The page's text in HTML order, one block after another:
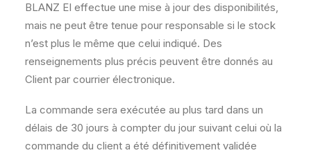
BLANZ EI effectue une mise à jour des disponibilités,
mais ne peut être tenue pour responsable si le stock
n’est plus le même que celui indiqué. Des
renseignements plus précis peuvent être donnés au
Client par courrier électronique.
La commande sera exécutée au plus tard dans un
délais de 30 jours à compter du jour suivant celui où la
commande du client a été définitivement validée